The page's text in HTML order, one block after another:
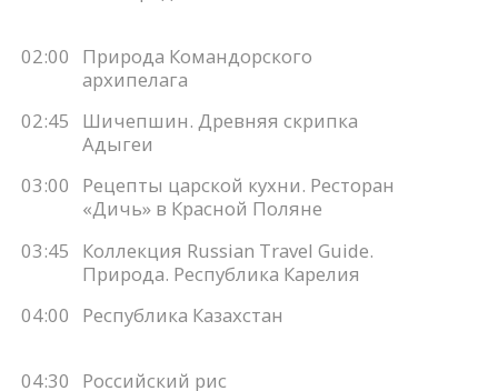
02:00
Природа Командорского
архипелага
02:45
Шичепшин. Древняя скрипка
Адыгеи
03:00
Рецепты царской кухни. Ресторан
«Дичь» в Красной Поляне
03:45
Коллекция Russian Travel Guide.
Природа. Республика Карелия
04:00
Республика Казахстан
04:30 Российский рис